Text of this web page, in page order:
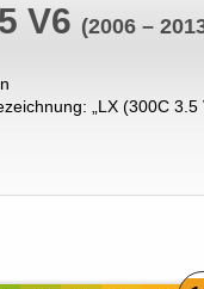
V6 (2006 –
„ LX (300C 3.5